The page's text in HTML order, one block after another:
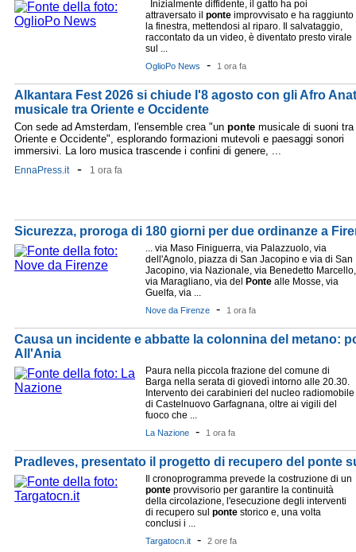
Inizialmente diffidente, il gatto ha poi
attraversato il ponte improvvisato e ha raggiunto
la finestra, mettendosi al riparo. Il salvataggio,
raccontato da un video, è diventato presto virale
sul ...
OglioPo News - 1 ora fa
Alkantara Fest 2026 si chiude l'8 agosto con gli Afro
musicale tra Oriente e Occidente
Con sede ad Amsterdam, l'ensemble crea "un ponte musicale di suoni tra
Oriente e Occidente", esplorando formazioni mutevoli e paesaggi sonori
immersivi. La loro musica trascende i confini di genere, ...
EnnaPress.it- 1 ora fa
Sicurezza, proroga di 180 giorni per due ordinanze a
... via Maso Finiguerra, via Palazzuolo, via
dell'Agnolo, piazza di San Jacopino e via di San
Jacopino, via Nazionale, via Benedetto Marcello,
via Maragliano, via del
Ponte alle Mosse, via
Guelfa, via ...
Nove da Firenze - 1 ora fa
Causa un incidente e abbatte la colonnina del metano:
All'Ania
Paura nella piccola frazione del comune di
Barga nella serata di giovedì intorno alle 20.30.
Intervento dei carabinieri del nucleo radiomobile
di Castelnuovo Garfagnana, oltre ai vigili del
fuoco che ...
La Nazione - 1 ora fa
Pradleves, presentato il progetto di recupero del ponte
Il cronoprogramma prevede la costruzione di un
ponte provvisorio per garantire la continuità
della circolazione, l'esecuzione degli interventi
di recupero sul ponte storico e, una volta
conclusi i ...
Targatocn.it - 2 ore fa